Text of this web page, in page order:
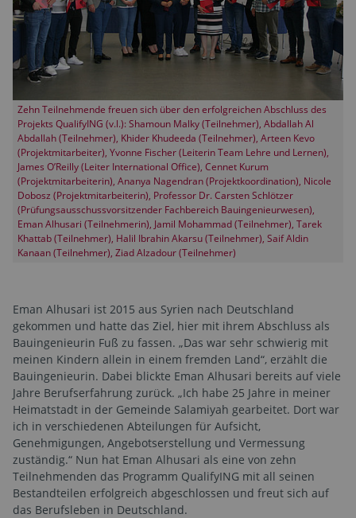
Zehn Teilnehmende freuen sich über den erfolgreichen Abschluss des
Projekts QualifyING (v.l.): Shamoun Malky (Teilnehmer), Abdallah Al
Abdallah (Teilnehmer), Khider Khudeeda (Teilnehmer), Arteen Kevo
(Projektmitarbeiter), Yvonne Fischer (Leiterin Team Lehre und Lernen),
James O’Reilly (Leiter International Office), Cennet Kurum
(Projektmitarbeiterin), Ananya Nagendran (Projektkoordination), Nicole
Dobosz (Projektmitarbeiterin), Professor Dr. Carsten Schlötzer
(Prüfungsausschussvorsitzender Fachbereich Bauingenieurwesen),
Eman Alhusari (Teilnehmerin), Jamil Mohammad (Teilnehmer), Tarek
Khattab (Teilnehmer), Halil Ibrahin Akarsu (Teilnehmer), Saif Aldin
Kanaan (Teilnehmer), Ziad Alzadour (Teilnehmer)
Eman Alhusari ist 2015 aus Syrien nach Deutschland
gekommen und hatte das Ziel, hier mit ihrem Abschluss als
Bauingenieurin Fuß zu fassen. „Das war sehr schwierig mit
meinen Kindern allein in einem fremden Land“, erzählt die
Bauingenieurin. Dabei blickte Eman Alhusari bereits auf viele
Jahre Berufserfahrung zurück. „Ich habe 25 Jahre in meiner
Heimatstadt in der Gemeinde Salamiyah gearbeitet. Dort war
ich in verschiedenen Abteilungen für Aufsicht,
Genehmigungen, Angebotserstellung und Vermessung
zuständig.“ Nun hat Eman Alhusari als eine von zehn
Teilnehmenden das Programm QualifyING mit all seinen
Bestandteilen erfolgreich abgeschlossen und freut sich auf
das Berufsleben in Deutschland.